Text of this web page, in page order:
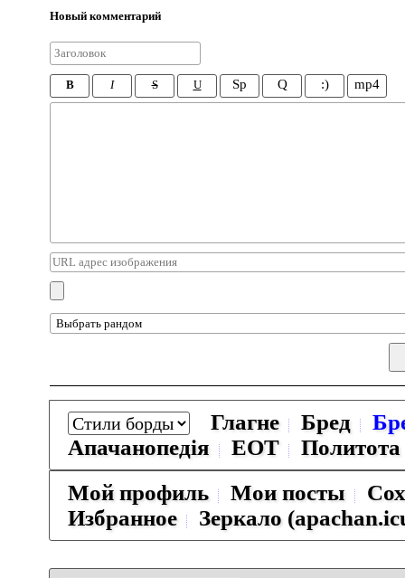
Новый комментарий
B I S U Sp Q :) mp4
Глагне Бред
Апачанопедiя
ЕОТ
Политота
Мой профиль
Мои посты
Избранное
Зеркало